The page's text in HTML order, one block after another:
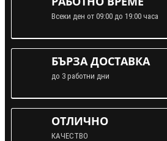
Всеки ден от 09:00 до 19:00 часа
БЪРЗА ДОСТАВКА
до 3 работни дни
ОТЛИЧНО
КАЧЕСТВО